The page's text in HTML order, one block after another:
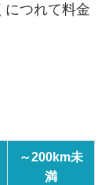
につれて料金
～200km未
満